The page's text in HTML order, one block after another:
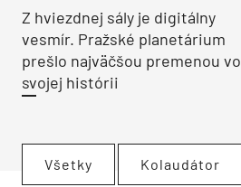
Z hviezdnej sály je digitálny
vesmír. Pražské planetárium
prešlo najväčšou premenou vo
svojej histórii
Všetky Kolaudátor